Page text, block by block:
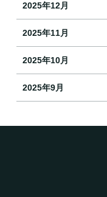
2025年12月
2025年11月
2025年10月
2025年9月